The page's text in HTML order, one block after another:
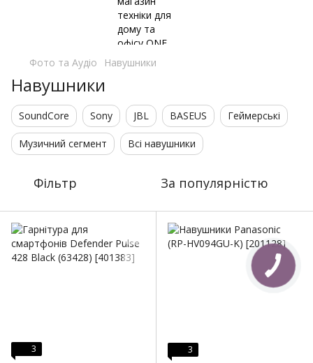
Фото та Аудіо Навушники
Навушники
SoundСore Sony JBL BASEUS Геймерські
Музичний сегмент Всі навушники
Фільтр За популярністю
3 3